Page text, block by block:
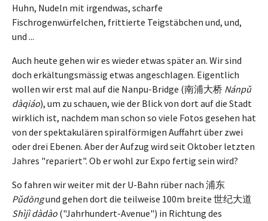
Huhn, Nudeln mit irgendwas, scharfe
Fischrogenwürfelchen, frittierte Teigstäbchen und, und,
und ...
Auch heute gehen wir es wieder etwas später an. Wir sind
doch erkältungsmässig etwas angeschlagen. Eigentlich
wollen wir erst mal auf die Nanpu-Bridge (南浦大桥 Nánpǔ
dàqiáo), um zu schauen, wie der Blick von dort auf die Stadt
wirklich ist, nachdem man schon so viele Fotos gesehen hat
von der spektakulären spiralförmigen Auffahrt über zwei
oder drei Ebenen. Aber der Aufzug wird seit Oktober letzten
Jahres "repariert". Ob er wohl zur Expo fertig sein wird?
So fahren wir weiter mit der U-Bahn rüber nach 浦东
Pǔdōngund gehen dort die teilweise 100m breite 世纪大道
Shìjì dàdào ("Jahrhundert-Avenue") in Richtung des